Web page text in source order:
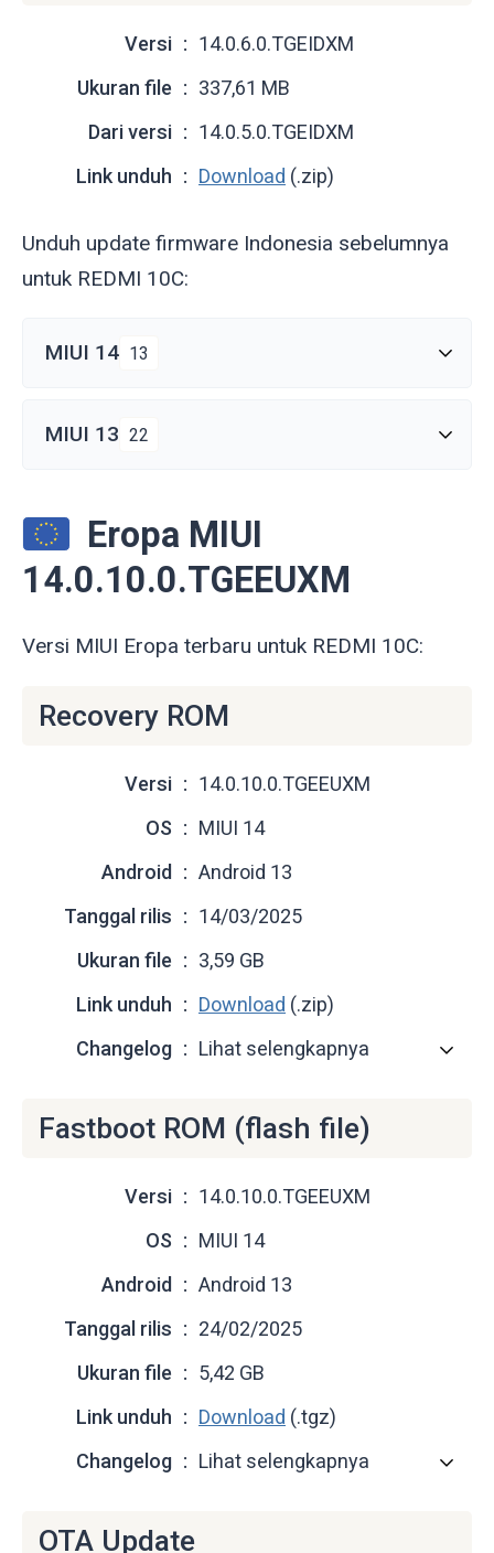
Versi
14.0.6.0.TGEIDXM
Ukuran file
337,61 MB
Dari versi
14.0.5.0.TGEIDXM
Link unduh
Download (.zip)
Unduh update firmware Indonesia sebelumnya
untuk REDMI 10C:
MIUI 14 13
MIUI 13 22
Eropa MIUI
14.0.10.0.TGEEUXM
Versi MIUI Eropa terbaru untuk REDMI 10C:
Recovery ROM
Versi
14.0.10.0.TGEEUXM
OS
MIUI 14
Android
Android 13
Tanggal rilis
14/03/2025
Ukuran file
3,59 GB
Link unduh
Download (.zip)
Changelog
Lihat selengkapnya
Fastboot ROM (flash file)
Versi
14.0.10.0.TGEEUXM
OS
MIUI 14
Android
Android 13
Tanggal rilis
24/02/2025
Ukuran file
5,42 GB
Link unduh
Download (.tgz)
Changelog
Lihat selengkapnya
OTA Update